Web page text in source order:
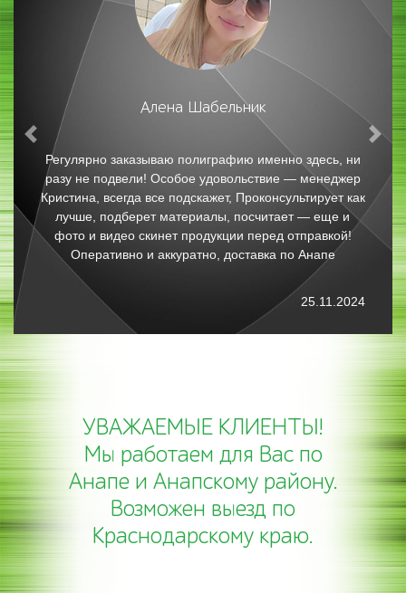
ни
как
еще и
Юлия Ц.
Отличная типография и профессиональный сервис!
Хочу поблагодарить за качественную печать
персонализированных календарей. Картинки и текст
вышли четкими и насыщенными. Заказ выполнили в
сжатые сроки. С уверенностью рекомендую всем
данную типографию. Отдельная благодарность
Previous
УВАЖАЕМЫЕ КЛИЕНТЫ!
Мы работаем для Вас по
Анапе и Анапскому району.
Возможен выезд по
Краснодарскому краю.